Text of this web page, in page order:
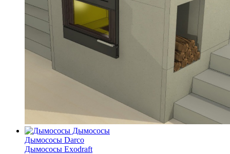
Дымососы
Дымососы Darco
Дымососы Exodraft